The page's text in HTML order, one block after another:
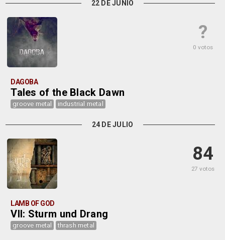
22 DE JUNIO
?
0 votos
DAGOBA
Tales of the Black Dawn
groove metal industrial metal
24 DE JULIO
84
27 votos
LAMB OF GOD
VII: Sturm und Drang
groove metal thrash metal